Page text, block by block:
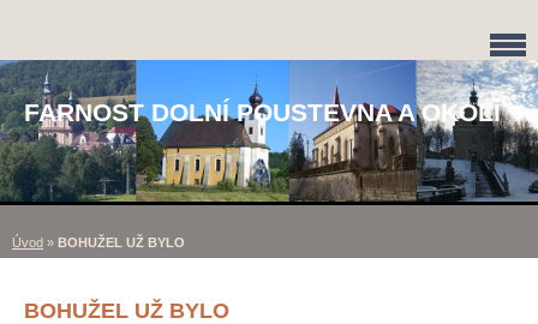
FARNOST DOLNÍ POUSTEVNA A OKOLÍ
Úvod » BOHUŽEL UŽ BYLO
BOHUŽEL UŽ BYLO